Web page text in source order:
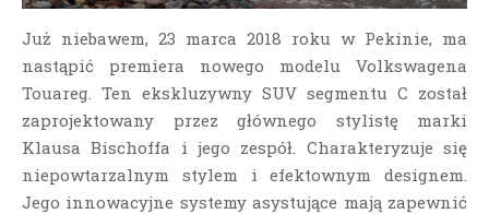
Już niebawem, 23 marca 2018 roku w Pekinie, ma
nastąpić premiera nowego modelu Volkswagena
Touareg. Ten ekskluzywny SUV segmentu C został
zaprojektowany przez głównego stylistę marki
Klausa Bischoffa i jego zespół. Charakteryzuje się
niepowtarzalnym stylem i efektownym designem.
Jego innowacyjne systemy asystujące mają zapewnić